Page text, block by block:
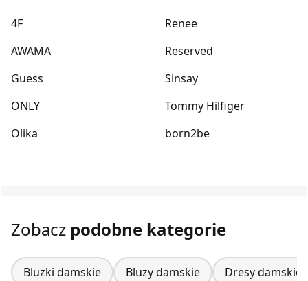
4F
AWAMA
Guess
ONLY
Olika
Renee
Reserved
Sinsay
Tommy Hilfiger
born2be
Zobacz podobne kategorie
Bluzki damskie Bluzy damskie Dresy damskie